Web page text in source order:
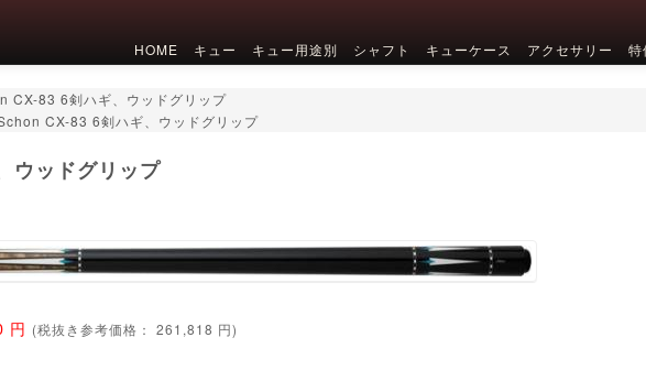
HOME キュー キュー用途別 シャフト キューケース アクセサリー 特
CX-83 6剣ハギ、ウッドグリップ
CX-83 6剣ハギ、ウッドグリップ
ウッドグリップ
円 (税抜き参考価格： 261,818 円)